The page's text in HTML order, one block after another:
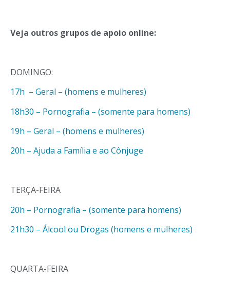
Veja outros grupos de apoio online:
DOMINGO:
17h – Geral – (homens e mulheres)
18h30 – Pornografia – (somente para homens)
19h – Geral – (homens e mulheres)
20h – Ajuda a Família e ao Cônjuge
TERÇA-FEIRA
20h – Pornografia – (somente para homens)
21h30 – Álcool ou Drogas (homens e mulheres)
QUARTA-FEIRA